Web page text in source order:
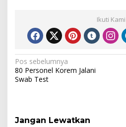
Ikuti Kami
Navigasi
pos
Pos sebelumnya
80 Personel Korem Jalani
Swab Test
Jangan Lewatkan